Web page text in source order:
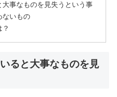
事なものを見失うという事
ないもの
ると大事なものを見